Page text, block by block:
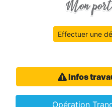
Effectuer une
Infos
Opération